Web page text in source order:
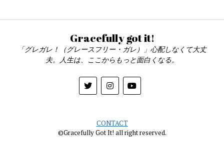
Gracefully got it!
「グレガレ！（グレースフリー・ガレ）」心配しなくて大丈
夫。人生は、ここからもっと面白くなる。
CONTACT
©Gracefully Got It! all right reserved.